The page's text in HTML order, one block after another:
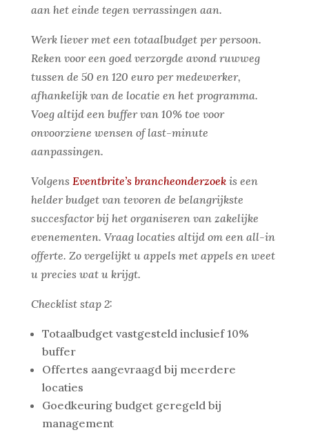
aan het einde tegen verrassingen aan.
Werk liever met een totaalbudget per persoon.
Reken voor een goed verzorgde avond ruwweg
tussen de 50 en 120 euro per medewerker,
afhankelijk van de locatie en het programma.
Voeg altijd een buffer van 10% toe voor
onvoorziene wensen of last-minute
aanpassingen.
Volgens Eventbrite’s brancheonderzoekis een
helder budget van tevoren de belangrijkste
succesfactor bij het organiseren van zakelijke
evenementen. Vraag locaties altijd om een all-in
offerte. Zo vergelijkt u appels met appels en weet
u precies wat u krijgt.
Checklist stap 2:
Totaalbudget vastgesteld inclusief 10%
buffer
Offertes aangevraagd bij meerdere
locaties
Goedkeuring budget geregeld bij
management